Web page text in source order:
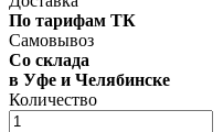
По тарифам ТК
Самовывоз
Со склада
в Уфе и Челябинске
Количество